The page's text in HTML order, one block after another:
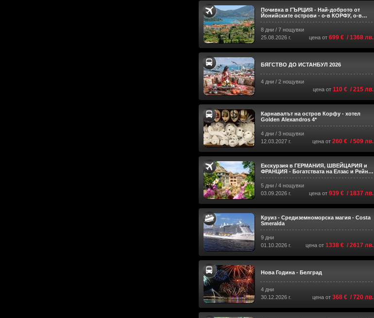
Почивка в ГЪРЦИЯ - Най-доброто от
Йонийските острови - о-в КОРФУ, о-в
ЛЕФКАДА и ПАРГА - самолетна програма
с полет от София!
8 дни / 7 нощувки
цена от 699 € / 1368 лв.
25.08.2026 г.
БЯГСТВО ДО ИСТАНБУЛ 2026
4 дни / 2 нощувки
цена от 110 € / 215 лв.
Карнавалът на остров Корфу - хотел
Golden Alexandros 4*
4 дни / 3 нощувки
цена от 260 € / 509 лв.
12.03.2027 г.
Екскурзия в ГЕРМАНИЯ, ШВЕЙЦАРИЯ и
ФРАНЦИЯ - Богатствата на Елзас и Рейн -
ренесанс, готика и природа
5 дни / 4 нощувки
цена от 939 € / 1837 лв.
03.09.2026 г.
Круиз - Средиземноморска магия - Costa
Smeralda
9 дни
цена от 1338 € / 2617 лв.
01.10.2026 г.
Нова Година - Белград
4 дни
цена от 368 € / 720 лв.
30.12.2026 г.